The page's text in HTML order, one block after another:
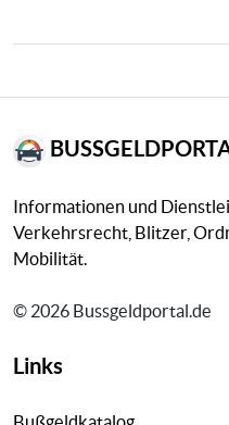
Informationen und
Verkehrsrecht, Blitzer,
Mobilität.
© 2026 Bussgeldportal.de
Links